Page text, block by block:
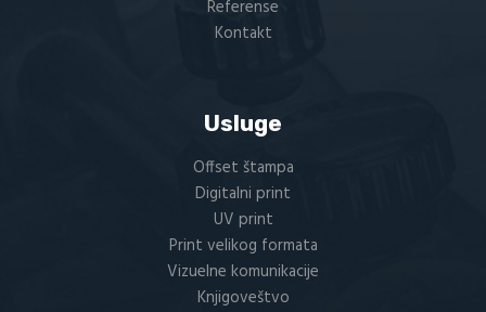
Referense
Kontakt
Usluge
Offset štampa
Digitalni print
UV print
Print velikog formata
Vizuelne komunikacije
Knjigoveštvo